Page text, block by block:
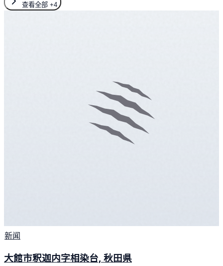
查看全部 +4
新闻
大館市釈迦内字相染台, 秋田県